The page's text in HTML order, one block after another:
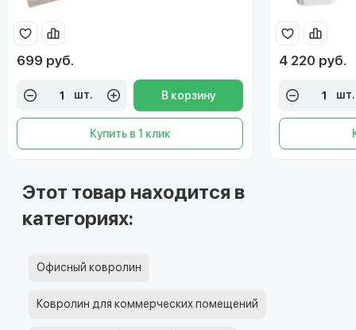
699 руб.
шт. В корзину
Купить в 1 клик
4 220 руб.
шт.
Этот товар находится в
категориях:
Офисный ковролин
Ковролин для коммерческих помещений